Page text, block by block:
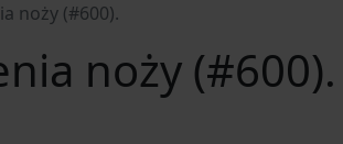
noży (#600).
noży (#600).